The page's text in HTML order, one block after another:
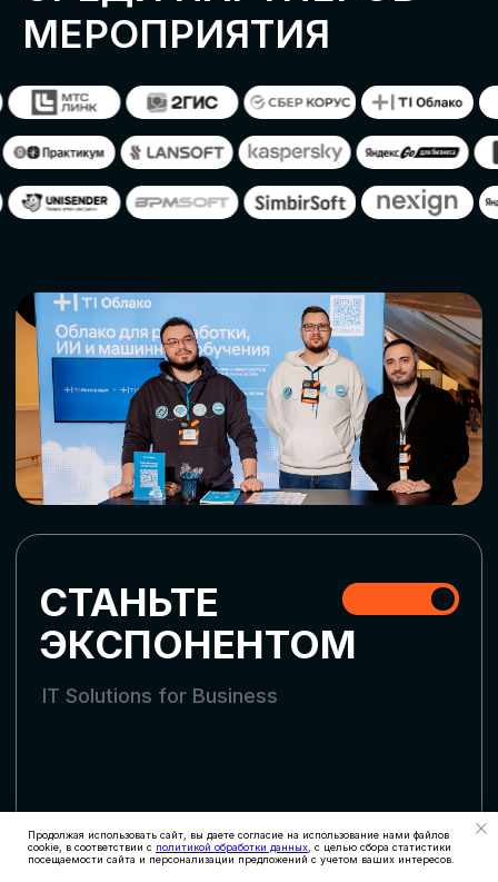
Продолжая использовать сайт, вы даете согласие на использование нами файлов
cookie, в соответствии с политикой обработки данных , с целью сбора статистики
посещаемости сайта и персонализации предложений с учетом ваших интересов.
ОСТАВИТЬ
ЗАЯВКУ
СТАТЬ ПАРТНЕРОМ
СКАЧАТЬ ПРОГРАММУ
СТАТЬ СПИКЕРОМ
Оставьте заявку, наши менеджеры
СТАТЬ УЧАСТНИКОМ